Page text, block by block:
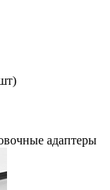
адаптеры